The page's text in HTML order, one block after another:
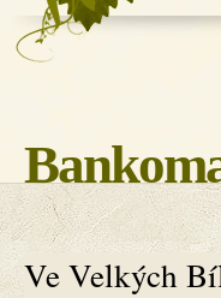
Ve Velkých